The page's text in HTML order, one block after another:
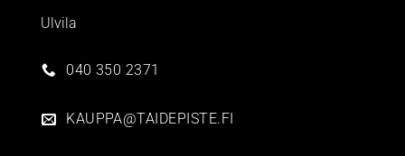
Ulvila
040 350 2371
KAUPPA@TAIDEPISTE.FI